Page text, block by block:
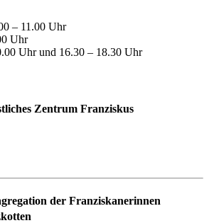
– 11.00 Uhr
Uhr
Uhr und 16.30 – 18.30 Uhr
Zentrum Franziskus
der Franziskanerinnen